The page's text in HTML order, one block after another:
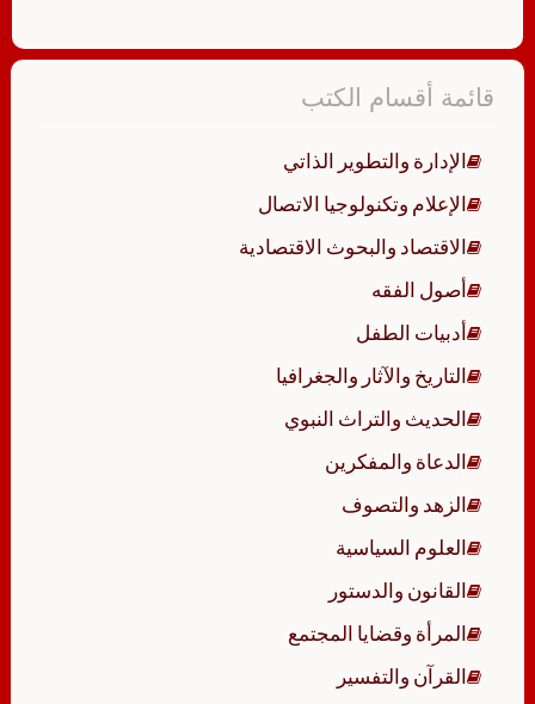
قائمة أقسام الكتب
الإدارة والتطوير الذاتي
الإعلام وتكنولوجيا الاتصال
الاقتصاد والبحوث الاقتصادية
أصول الفقه
أدبيات الطفل
التاريخ والآثار والجغرافيا
الحديث والتراث النبوي
الدعاة والمفكرين
الزهد والتصوف
العلوم السياسية
القانون والدستور
المرأة وقضايا المجتمع
القرآن والتفسير